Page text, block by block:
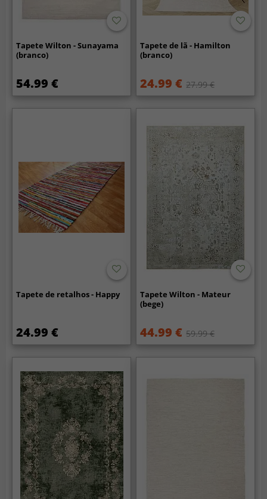
Tapete Wilton - Sunayama
(branco)
54.99 €
Tapete de lã - Hamilton
(branco)
24.99 € 27.99 €
Tapete de retalhos - Happy
24.99 €
Tapete Wilton - Mateur
(bege)
44.99 € 59.99 €